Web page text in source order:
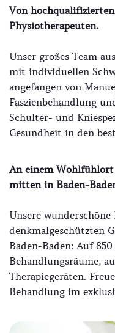
Von
Physiotherapeuten.
Unser großes Team
mit individuellen
angefangen von
Faszienbehandlung
Schulter- und
Gesundheit in den
An einem
mitten in Baden-
Unsere
denkmalgeschützten
Baden-Baden: Auf
Behandlungsräume,
Therapiegeräten.
Behandlung im